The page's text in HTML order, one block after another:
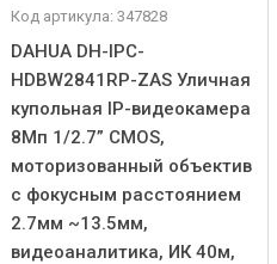
Код артикула: 347828
DAHUA DH-IPC-
HDBW2841RP-ZAS Уличная
купольная IP-видеокамера
8Мп 1/2.7” CMOS,
моторизованный объектив
с фокусным расстоянием
2.7мм ~13.5мм,
видеоаналитика, ИК 40м,